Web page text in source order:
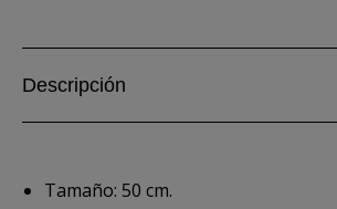
Descripción
Tamaño: 50 cm.